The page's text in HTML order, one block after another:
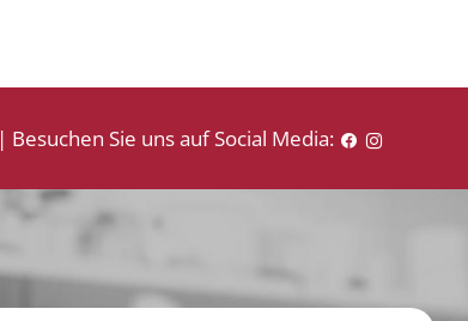
| Besuchen Sie uns auf Social Media: